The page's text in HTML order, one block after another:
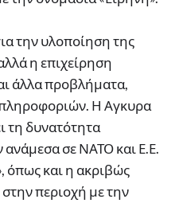
την υλοποίηση της
η επιχείρηση
άλλα προβλήματα,
πληροφοριών. Η Αγκυρα
τη δυνατότητα
σε ΝΑΤΟ και Ε.Ε.
όπως και η ακριβώς
περιοχή με την